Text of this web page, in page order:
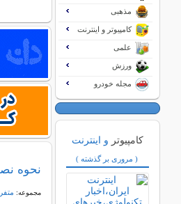
نحوه
مجموعه:
مذهبی
کامپیوتر و اینترنت
علمی
ورزش
مجله خودرو
کامپیوتر و اینترنت
( مروری بر گذشته )